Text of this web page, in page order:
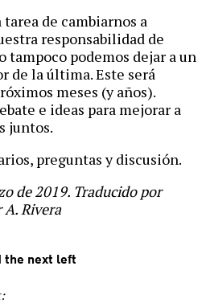
de cambiarnos a
responsabilidad de
tampoco podemos dejar a un
de la última. Este será
meses (y años).
e ideas para mejorar a
juntos.
preguntas y discusión.
de 2019. Traducido por
Rivera
the next left